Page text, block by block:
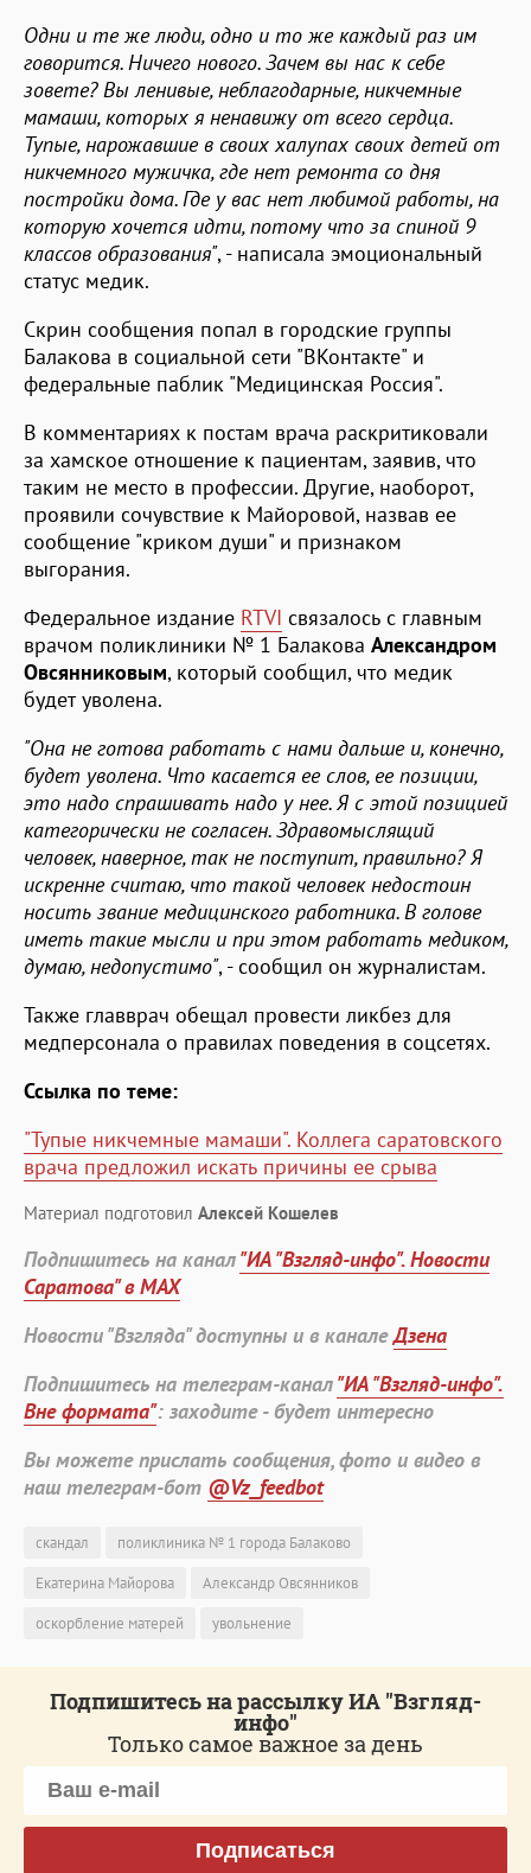
Одни и те же люди, одно и то же каждый раз им
говорится. Ничего нового. Зачем вы нас к себе
зовете? Вы ленивые, неблагодарные, никчемные
мамаши, которых я ненавижу от всего сердца.
Тупые, нарожавшие в своих халупах своих детей от
никчемного мужичка, где нет ремонта со дня
постройки дома. Где у вас нет любимой работы, на
которую хочется идти, потому что за спиной 9
классов образования", - написала эмоциональный
статус медик.
Скрин сообщения попал в городские группы
Балакова в социальной сети "ВКонтакте" и
федеральные паблик "Медицинская Россия".
В комментариях к постам врача раскритиковали
за хамское отношение к пациентам, заявив, что
таким не место в профессии. Другие, наоборот,
проявили сочувствие к Майоровой, назвав ее
сообщение "криком души" и признаком
выгорания.
Федеральное издание RTVI связалось с главным
врачом поликлиники № 1 Балакова Александром
Овсянниковым, который сообщил, что медик
будет уволена.
"Она не готова работать с нами дальше и, конечно,
будет уволена. Что касается ее слов, ее позиции,
это надо спрашивать надо у нее. Я с этой позицией
категорически не согласен. Здравомыслящий
человек, наверное, так не поступит, правильно? Я
искренне считаю, что такой человек недостоин
носить звание медицинского работника. В голове
иметь такие мысли и при этом работать медиком,
думаю, недопустимо", - сообщил он журналистам.
Также главврач обещал провести ликбез для
медперсонала о правилах поведения в соцсетях.
Ссылка по теме:
"Тупые никчемные мамаши". Коллега саратовского
врача предложил искать причины ее срыва
Материал подготовил Алексей Кошелев
Подпишитесь на канал"ИА "Взгляд-инфо". Новости
Саратова" в MAX
Новости "Взгляда" доступны и в каналеДзена
Подпишитесь на телеграм-канал"ИА "Взгляд-инфо".
Вне формата": заходите - будет интересно
Вы можете прислать сообщения, фото и видео в
наш телеграм-бот @Vz_feedbot
скандал
поликлиника № 1 города Балаково
Екатерина Майорова
Александр Овсянников
оскорбление матерей
увольнение
Подпишитесь на рассылку ИА "Взгляд-
инфо"
Только самое важное за день
Подписаться